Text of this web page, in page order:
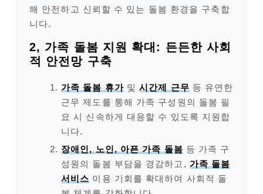
해 안전하고 신뢰할 수 있는 돌봄 환경을 구축합
니다.
2, 가족 돌봄 지원 확대: 든든한 사회
적 안전망 구축
가족 돌봄 휴가및시간제 근무 등 유연한
근무 제도를 통해 가족 구성원의 돌봄 필
요 시 신속하게 대응할 수 있도록 지원합
니다.
장애인, 노인, 아픈 가족 돌봄 등 가족 구
성원의 돌봄 부담을 경감하고, 가족 돌봄
서비스 이용 기회를 확대하여 사회적 돌